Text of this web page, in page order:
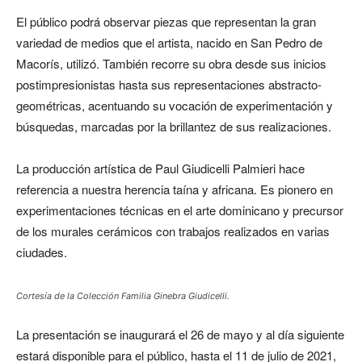
El público podrá observar piezas que representan la gran
variedad de medios que el artista, nacido en San Pedro de
Macorís, utilizó. También recorre su obra desde sus inicios
postimpresionistas hasta sus representaciones abstracto-
geométricas, acentuando su vocación de experimentación y
búsquedas, marcadas por la brillantez de sus realizaciones.
La producción artística de Paul Giudicelli Palmieri hace
referencia a nuestra herencia taína y africana. Es pionero en
experimentaciones técnicas en el arte dominicano y precursor
de los murales cerámicos con trabajos realizados en varias
ciudades.
Cortesía de la Colección Familia Ginebra Giudicelli.
La presentación se inaugurará el 26 de mayo y al día siguiente
estará disponible para el público, hasta el 11 de julio de 2021,